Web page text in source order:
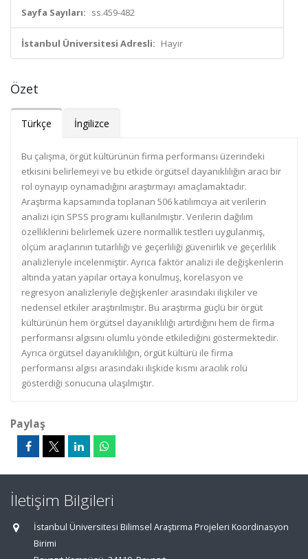
Sayfa Sayıları: ss.459-482
İstanbul Üniversitesi Adresli: Hayır
Özet
Türkçe İngilizce
Bu çalışma, örgüt kültürünün firma performansı üzerindeki
etkisini belirlemeyi ve bu etkide örgütsel dayanıklılığın aracı bir
rol oynayıp oynamadığını araştırmayı amaçlamaktadır.
Araştırma kapsamında toplanan 506 katılımcıya ait verilerin
analizi için SPSS programı kullanılmıştır. Verilerin dağılım
özelliklerini belirlemek üzere normallik testleri uygulanmış,
ölçüm araçlarının tutarlılığı ve geçerliliği güvenirlik ve geçerlilik
analizleriyle incelenmiştir. Ayrıca faktör analizi ile değişkenlerin
altında yatan yapılar ortaya konulmuş, korelasyon ve
regresyon analizleriyle değişkenler arasındaki ilişkiler ve
nedensel etkiler araştırılmıştır. Bu araştırma güçlü bir örgüt
kültürünün hem örgütsel dayanıklılığı artırdığını hem de firma
performansı algısını olumlu yönde etkilediğini göstermektedir.
Ayrıca örgütsel dayanıklılığın, örgüt kültürü ile firma
performansı algısı arasındaki ilişkide kısmı aracılık rolü
gösterdiği sonucuna ulaşılmıştır.
Paylaş
İletişim Bilgileri
İstanbul Üniversitesi Bilimsel Araştırma Projeleri Koordinasyon
Birimi